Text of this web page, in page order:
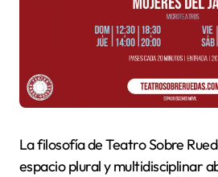
La filosofía de Teatro Sobre
espacio plural y multidisciplinar